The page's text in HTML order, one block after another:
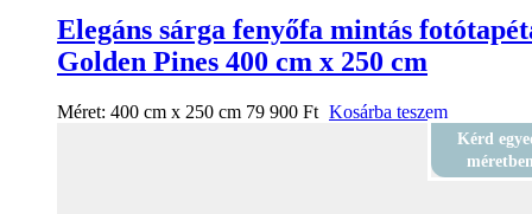
Elegáns sárga fenyőfa mintás
Golden Pines 400 cm x 250 cm
Méret: 400 cm x 250 cm 79 900 Ft Kosárba teszem
Kérd